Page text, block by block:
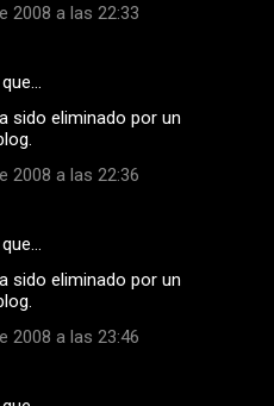
2008 a las 22:33
sido eliminado por un
2008 a las 22:36
sido eliminado por un
2008 a las 23:46